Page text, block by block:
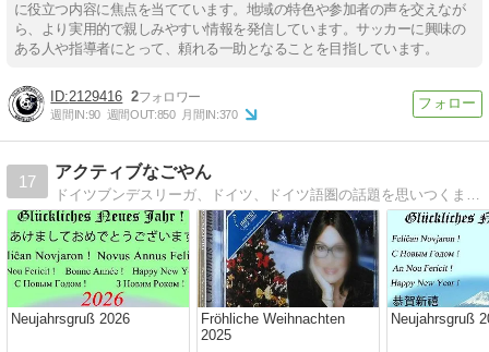
に役立つ内容に焦点を当てています。地域の特色や参加者の声を交えなが
ら、より実用的で親しみやすい情報を発信しています。サッカーに興味の
ある人や指導者にとって、頼れる一助となることを目指しています。
2129416 2
週間IN:90 週間OUT:850 月間IN:370
17
アクティブなごやん
ドイツブンデスリーガ、ドイツ、ドイツ語圏の話題を思いつくままお届けします。
Neujahrsgruß 2026
Fröhliche Weihnachten
2025
Neujahrsgruß